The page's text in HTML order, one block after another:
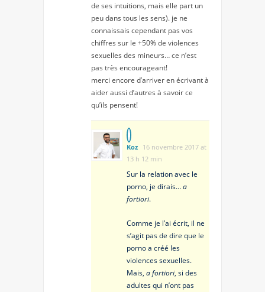
de ses intuitions, mais elle part un
peu dans tous les sens). je ne
connaissais cependant pas vos
chiffres sur le +50% de violences
sexuelles des mineurs… ce n’est
pas très encourageant!
merci encore d’arriver en écrivant à
aider aussi d’autres à savoir ce
qu’ils pensent!
Koz 16 novembre 2017 at
13 h 12 min
Sur la relation avec le
porno, je dirais…a
fortiori.
Comme je l’ai écrit, il ne
s’agit pas de dire que le
porno a créé les
violences sexuelles.
Mais, a fortiori, si des
adultes qui n’ont pas